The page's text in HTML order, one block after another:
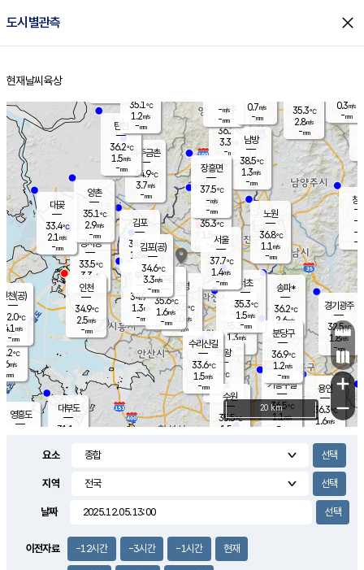
도시별관측 close
홈
현재날씨 육상
의도
℃
m/s
mm
영흥도
양주
36.2℃
3.3
-mm
과천
35.3℃
1.3m/s
- mm
용인
36.3℃
1.6m/s
경기광주
32.5℃
1.8m/s
-mm
3.1m/s
대부도
31.1
경서동
33.5℃
3.3 m/s
-mm
파주금촌
34.9℃
3.7m/s
-mm
35.3℃
2.8m/s
-mm
대곶
33.4℃
2.1 m/s
-mm
창
-
-m/
-
탄현
36.2℃
1.5m/s
-mm
0.3m/s
-mm
의왕
- ℃
m/s
mm
김포
34.9℃
1.8 m/s
mm
광명
35.5 ℃
2.0 m/s
-mm
부천
34.9℃
1.3m/s
-mm
양촌
35.1℃
2.9m/s
-mm
구로
35.6℃
1.6m/s
-mm
은평
35.3℃
1.5 m/s
- mm
노원
36.8℃
1.1 m/s
-mm
송파*
36.2℃
2.6m/s
-mm
서초
35.3℃
1.5m/s
-mm
남방
38.5℃
1.3m/s
-mm
기흥구갈
36.5℃
1.1m/s
-
수리산길
33.6℃
1.5m/s
-mm
분당구
36.9℃
1.2m/s
-mm
장흥면
37.5℃
-m/s
-mm
-m/s
-mm
인천(공)
32.0℃
4.1 m/s
-mm
김포(공)
34.6℃
3.3m/s
-mm
수원
35.5℃
1.5 m/s
인천
34.9℃
2.5m/s
-mm
서울
37.7℃
1.4m/s
-mm
35.1℃
1.2m/s
-mm
0.7m/s
-mm
+
−
20 km
요소
지역
날짜
이전자료 -12시간 -3시간 -1시간 현재